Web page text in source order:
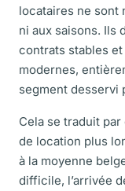
locataires ne sont
ni aux saisons. Ils
contrats stables
modernes,
segment desservi
Cela se traduit
de location plus
à la moyenne
difficile, l’arrivée